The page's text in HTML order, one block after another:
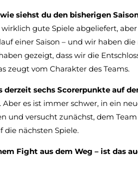
siehst du den bisherigen
gute Spiele abgeliefert,
einer Saison – und wir haben
gezeigt, dass wir die
zeugt vom Charakter des Teams.
sechs Scorerpunkte auf
es ist immer schwer, in ein
und versucht zunächst, dem
die nächsten Spiele.
Fight aus dem Weg – ist das